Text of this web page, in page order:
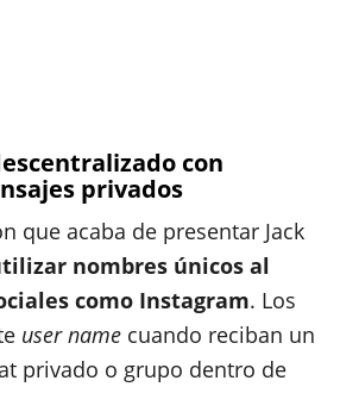
con
privados
que acaba de presentar Jack
nombres únicos al
como Instagram. Los
user name cuando reciban un
privado o grupo dentro de